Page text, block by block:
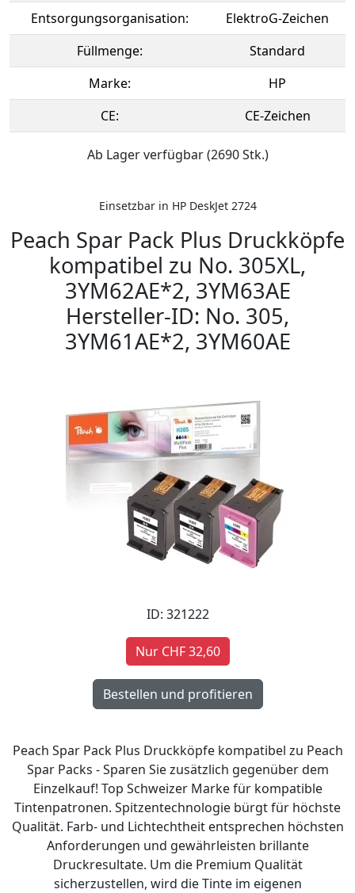
Entsorgungsorganisation:
ElektroG-Zeichen
Füllmenge:
Standard
Marke:
HP
CE:
CE-Zeichen
Ab Lager verfügbar (2690 Stk.)
Einsetzbar in HP DeskJet 2724
Peach Spar Pack Plus Druckköpfe
kompatibel zu No. 305XL,
3YM62AE*2, 3YM63AE
Hersteller-ID: No. 305,
3YM61AE*2, 3YM60AE
ID: 321222
Nur CHF 32,60
Peach Spar Pack Plus Druckköpfe kompatibel zu Peach
Spar Packs - Sparen Sie zusätzlich gegenüber dem
Einzelkauf! Top Schweizer Marke für kompatible
Tintenpatronen. Spitzentechnologie bürgt für höchste
Qualität. Farb- und Lichtechtheit entsprechen höchsten
Anforderungen und gewährleisten brillante
Druckresultate. Um die Premium Qualität
sicherzustellen, wird die Tinte im eigenen